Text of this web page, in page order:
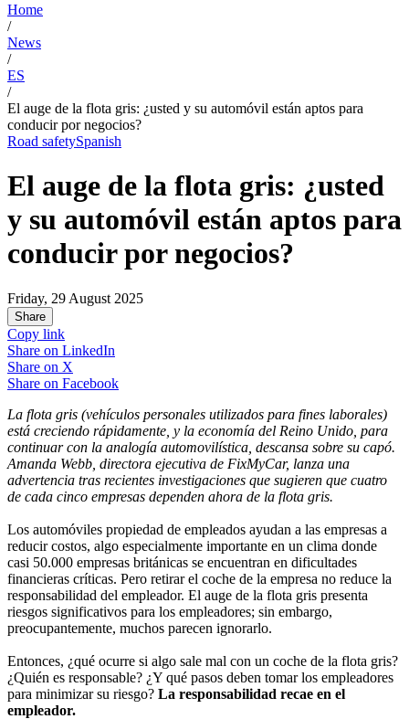
Home
/
News
/
ES
/
El auge de la flota gris: ¿usted y su automóvil están aptos para
conducir por negocios?
Road safetySpanish
El auge de la flota gris: ¿usted
y su automóvil están aptos para
conducir por negocios?
Friday, 29 August 2025
Share
Copy link
Share on LinkedIn
Share on X
Share on Facebook
La flota gris (vehículos personales utilizados para fines laborales)
está creciendo rápidamente, y la economía del Reino Unido, para
continuar con la analogía automovilística, descansa sobre su capó.
Amanda Webb, directora ejecutiva de FixMyCar, lanza una
advertencia tras recientes investigaciones que sugieren que cuatro
de cada cinco empresas dependen ahora de la flota gris.
Los automóviles propiedad de empleados ayudan a las empresas a
reducir costos, algo especialmente importante en un clima donde
casi 50.000 empresas británicas se encuentran en dificultades
financieras críticas. Pero retirar el coche de la empresa no reduce la
responsabilidad del empleador. El auge de la flota gris presenta
riesgos significativos para los empleadores; sin embargo,
preocupantemente, muchos parecen ignorarlo.
Entonces, ¿qué ocurre si algo sale mal con un coche de la flota gris?
¿Quién es responsable? ¿Y qué pasos deben tomar los empleadores
para minimizar su riesgo? La responsabilidad recae en el
empleador.